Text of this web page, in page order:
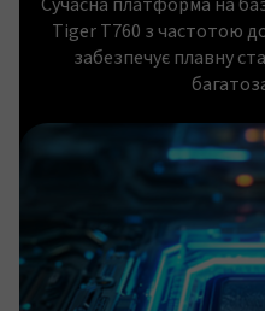
Tiger T760 з частотою
забезпечує плавну